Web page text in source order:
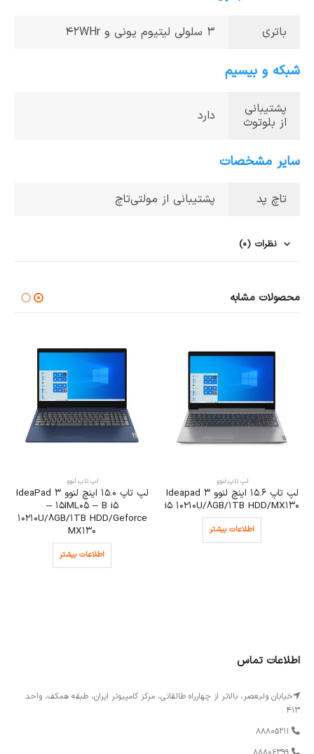
باتری 3 سلولی لیتیوم یونی و 42WHr
شبکه و بیسیم
پشتیبانی
از بلوتوث
دارد
سایر مشخصات
تاچ پد پشتیبانی از مولتی‌تاچ
نظرات (0)
محصولات مشابه
لپ تاپ,لنوو
لپ تاپ 15.6 اینچ لنوو Ideapad 3
i5 10210U/8GB/1TB HDD/MX130
اطلاعات بیشتر
لپ تاپ,لنوو
لپ تاپ 15.0 اینچ لنوو IdeaPad 3
– 15IML05 – B i5
10210U/8GB/1TB HDD/Geforce
MX130
اطلاعات بیشتر
اطلاعات تماس
خیابان ولیعصر، بالاتر از چهارراه طالقانی، مرکز کامپیوتر ایران، طبقه همکف، واحد
413
88805211